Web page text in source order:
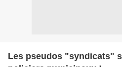
Les pseudos "syndicats"